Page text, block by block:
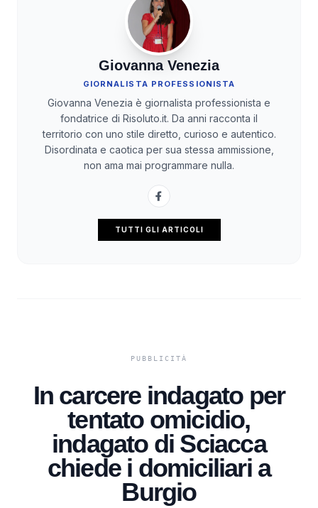
Giovanna Venezia
GIORNALISTA PROFESSIONISTA
Giovanna Venezia è giornalista professionista e
fondatrice di Risoluto.it. Da anni racconta il
territorio con uno stile diretto, curioso e autentico.
Disordinata e caotica per sua stessa ammissione,
non ama mai programmare nulla.
TUTTI GLI ARTICOLI
In carcere indagato per
tentato omicidio,
indagato di Sciacca
chiede i domiciliari a
Burgio